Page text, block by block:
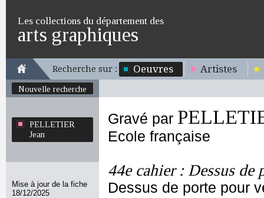
Les collections du département des
arts graphiques
Recherche sur : Oeuvres Artistes
Nouvelle recherche
PELLETIER
Jean
Mise à jour de la fiche
18/12/2025
Gravé par
Ecole française
44e cahier : Dessus de
Dessus de porte pour